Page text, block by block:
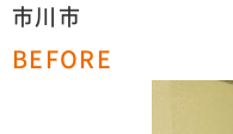
市川市
BEFORE